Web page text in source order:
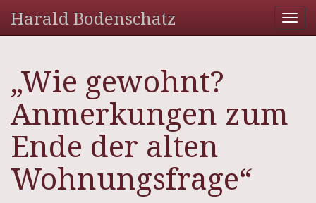
Harald Bodenschatz
„Wie gewohnt?
Anmerkungen zum
Ende der alten
Wohnungsfrage“